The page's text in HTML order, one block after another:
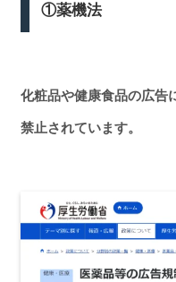
①薬機法
化粧品や健康食品の広告
禁止されています。